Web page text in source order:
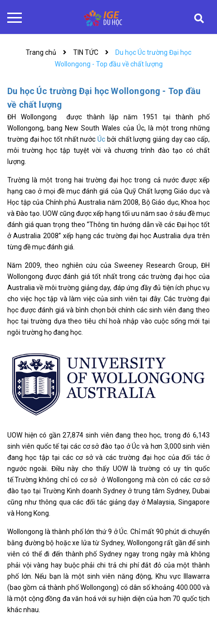
Trang chủ TIN TỨC
Du học Úc trường Đại học
Wollongong - Top đầu về chất lượng
Du học Úc trường Đại học Wollongong - Top đầu
về chất lượng
ĐH Wollongong được thành lập năm 1951 tại thành phố
Wollongong, bang New South Wales của Úc, là một trong những
trường đại học tốt nhất nướcÚc bởi chất lượng giảng dạy cao cấp,
môi trường học tập tuyệt vời và chương trình đào tạo có chất
lượng.
Trường là một trong hai trường đại học trong cả nước được xếp
hạng cao ở mọi đề mục đánh giá của Quỹ Chất lượng Giáo dục và
Học tập của Chính phủ Australia năm 2008, Bộ Giáo dục, Khoa học
và Đào tạo. UOW cũng được xếp hạng tối ưu năm sao ở sáu đề mục
đánh giá quan trọng theo “Thông tin hướng dẫn về các Đại học tốt
ở Australia 2008” xếp hạng các trường đại học Australia dựa trên
từng đề mục đánh giá.
Năm 2009, theo nghiên cứu của Sweeney Research Group, ĐH
Wollongong được đánh giá tốt nhất trong các trường đại học của
Australia về môi trường giảng dạy, đáp ứng đầy đủ tiện ích phục vụ
cho việc học tập và làm việc của sinh viên tại đây. Các trường đại
học được đánh giá và bình chọn bởi chính các sinh viên đang theo
học tại trường dựa theo tiêu chí hoà nhập vào cuộc sống mới tại
ngôi trường họ đang học.
UOW hiện có gần 27,874 sinh viên đang theo học, trong đó 6,143
sinh viên quốc tế tại các cơ sở đào tạo ở Úc và hơn 3,000 sinh viên
đang học tập tại các cơ sở và các trường đại học của đối tác ở
ngước ngoài. Điều này cho thấy UOW là trường có uy tín quốc
tế.Trường không chỉ có cơ sở ở Wollongong mà còn có các cơ sở
đào tạo tại Trường Kinh doanh Sydney ở trung tâm Sydney, Dubai
cũng như thông qua các đối tác giảng dạy ở Malaysia, Singapore
và Hong Kong.
Wollongong là thành phố lớn thứ 9 ở Úc. Chỉ mất 90 phút di chuyển
bằng đường bộ hoặc xe lửa từ Sydney, Wollongong rất gần để sinh
viên có thể đi đến thành phố Sydney ngay trong ngày mà không
phải vội vàng hay buộc phải chi trả chi phí đắt đỏ của một thành
phố lớn. Nếu bạn là một sinh viên năng động, Khu vực Illawarra
(bao gồm cả thành phố Wollongong) có dân số khoảng 400.000 và
là một cộng đồng đa văn hoá với sự hiện diện của hơn 70 quốc tịch
khác nhau.